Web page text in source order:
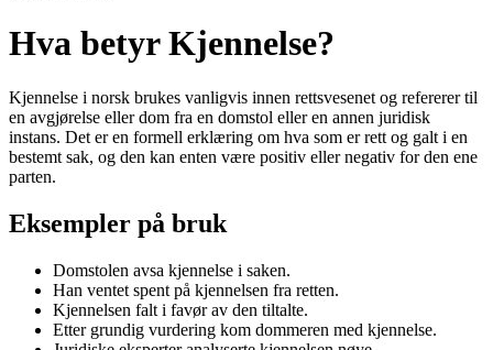
Hva betyr Kjennelse?
Kjennelse i norsk brukes vanligvis innen rettsvesenet og refererer til
en avgjørelse eller dom fra en domstol eller en annen juridisk
instans. Det er en formell erklæring om hva som er rett og galt i en
bestemt sak, og den kan enten være positiv eller negativ for den ene
parten.
Eksempler på bruk
Domstolen avsa kjennelse i saken.
Han ventet spent på kjennelsen fra retten.
Kjennelsen falt i favør av den tiltalte.
Etter grundig vurdering kom dommeren med kjennelse.